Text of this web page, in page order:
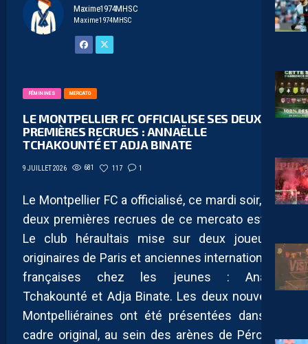
Maxime1974MHSC
Maxime1974MHSC
FÉMININES MERCATO
LE MONTPELLIER FC OFFICIALISE SES DEUX
PREMIÈRES RECRUES : ANNAËLLE
TCHAKOUNTÉ ET ADJA BINATE
9 JUILLET 2026 681 117 1
Le Montpellier FC a officialisé, ce mardi soir, ses
deux premières recrues de ce mercato estival.
Le club héraultais mise sur deux joueuses
originaires de Paris et anciennes internationales
françaises chez les jeunes : Anaëlle
Tchakounté et Adja Binate. Les deux nouvelles
Montpelliéraines ont été présentées dans un
cadre original, au sein des arènes de Pérols, à